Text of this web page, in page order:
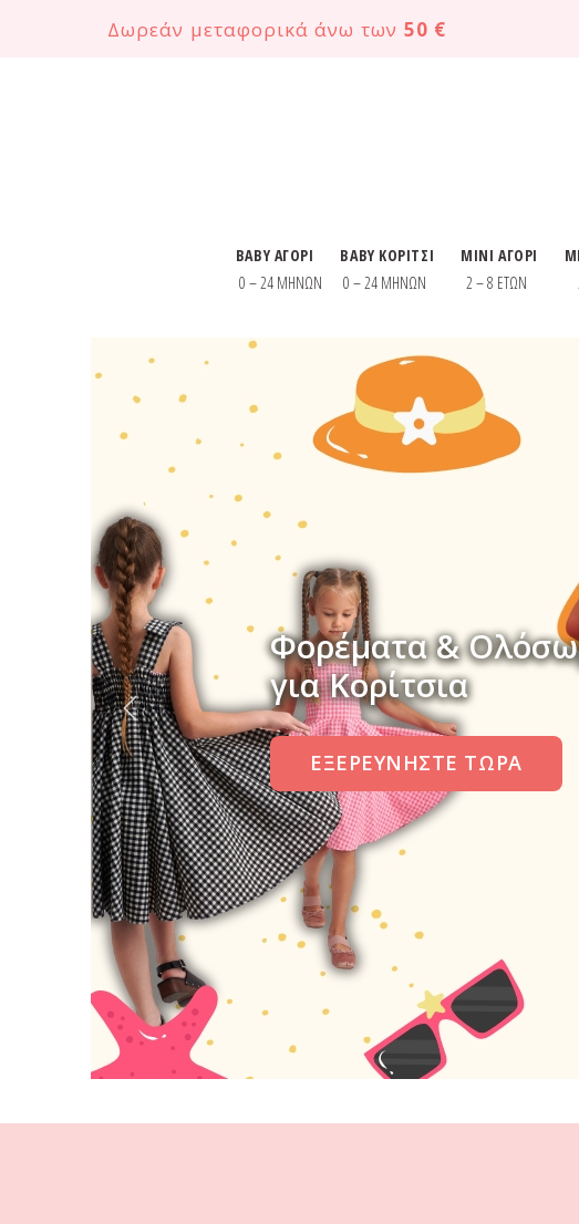
Δωρεάν μεταφορικά άνω των 50 €
BABY ΑΓΟΡΙ
0 – 24 ΜΗΝΩΝ
BABY ΚΟΡΙΤΣΙ
0 – 24 ΜΗΝΩΝ
MINI ΑΓΟΡΙ
2 – 8 ΕΤΩΝ
Φορέματα &
για Κορίτσια
ΕΞΕΡΕΥΝΗΣΤΕ ΤΩΡΑ